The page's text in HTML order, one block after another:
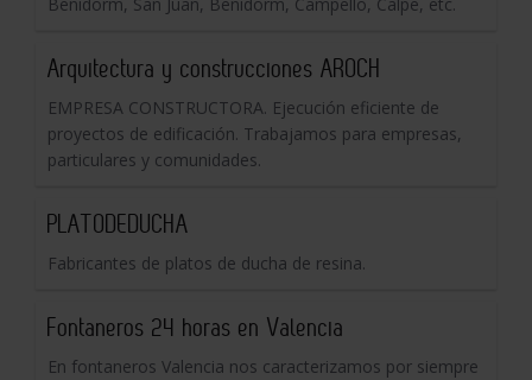
Arquitectura y construcciones AROCH
EMPRESA CONSTRUCTORA. Ejecución eficiente de
proyectos de edificación. Trabajamos para empresas,
particulares y comunidades.
PLATODEDUCHA
Fabricantes de platos de ducha de resina.
Fontaneros 24 horas en Valencia
En fontaneros Valencia nos caracterizamos por siempre